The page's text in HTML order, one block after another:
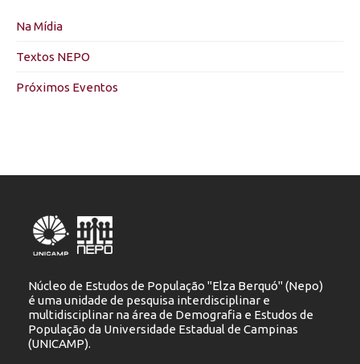
Na Mídia
Textos NEPO
Próximos Eventos
Núcleo de Estudos de População "Elza Berquó" (Nepo)
é uma unidade de pesquisa interdisciplinar e
multidisciplinar na área de Demografia e Estudos de
População da Universidade Estadual de Campinas
(UNICAMP).